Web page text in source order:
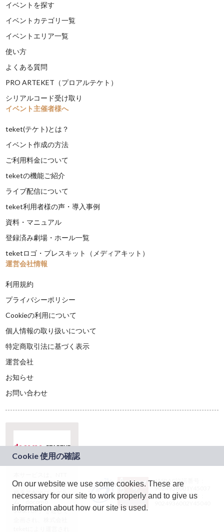
イベントを探す
イベントカテゴリ一覧
イベントエリア一覧
使い方
よくある質問
PRO ARTEKET（プロアルテケト）
シリアルコード受け取り
イベント主催者様へ
teket(テケト)とは？
イベント作成の方法
ご利用料金について
teketの機能ご紹介
ライブ配信について
teket利用者様の声・導入事例
資料・マニュアル
登録済み劇場・ホール一覧
teketロゴ・プレスキット（メディアキット）
運営会社情報
利用規約
プライバシーポリシー
Cookieの利用について
個人情報の取り扱いについて
特定商取引法に基づく表示
運営会社
お知らせ
お問い合わせ
ドコモグループの新
規事業創出プログラ
ム「docomo
STARTUP」を通じて
JASRAC許諾番号：
9024936001Y45037
JASRAC許諾番号：
On our website we use some cookies. These are
necessary for our site to work properly and to give us
information about how our site is used.